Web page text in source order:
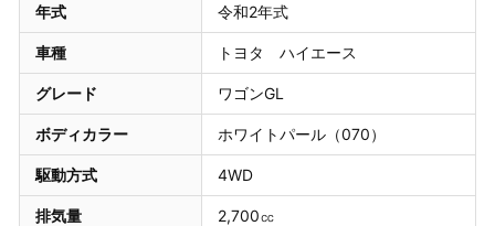
年式 令和2年式
車種 トヨタ ハイエース
グレード ワゴンGL
ボディカラー ホワイトパール（070）
駆動方式 4WD
排気量 2,700㏄